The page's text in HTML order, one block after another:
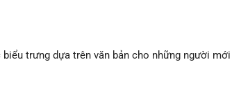
trưng dựa trên văn bản cho những người